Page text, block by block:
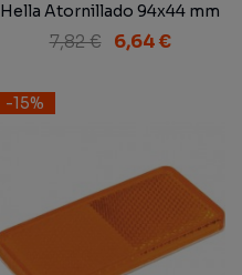
Hella Atornillado 94x44 mm
7,82 € 6,64 €
-15%